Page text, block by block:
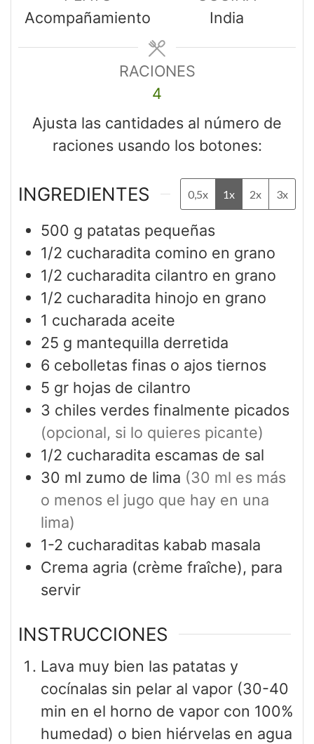
Acompañamiento
India
RACIONES
4
Ajusta las cantidades al número de
raciones usando los botones:
INGREDIENTES 0,5x 1x 2x 3x
500 g patatas pequeñas
1/2 cucharadita comino en grano
1/2 cucharadita cilantro en grano
1/2 cucharadita hinojo en grano
1 cucharada aceite
25 g mantequilla derretida
6 cebolletas finas o ajos tiernos
5 gr hojas de cilantro
3 chiles verdes finalmente picados
(opcional, si lo quieres picante)
1/2 cucharadita escamas de sal
30 ml zumo de lima (30 ml es más
o menos el jugo que hay en una
lima)
1-2 cucharaditas kabab masala
Crema agria (crème fraîche), para
servir
INSTRUCCIONES
Lava muy bien las patatas y
cocínalas sin pelar al vapor (30-40
min en el horno de vapor con 100%
humedad) o bien hiérvelas en agua